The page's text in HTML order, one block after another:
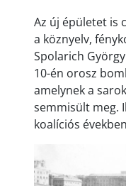
Az új épületet is
a köznyelv,
Spolarich
10-én orosz
amelynek a
semmisült meg.
koalíciós